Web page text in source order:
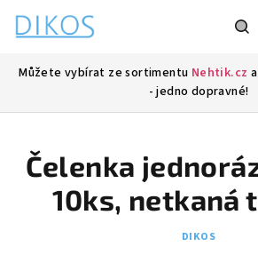
obsah
Můžete vybírat ze sortimentu Nehtik.cz a
- jedno dopravné!
Čelenka
10ks, netkaná
DIKOS